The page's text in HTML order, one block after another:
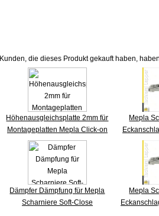
Kunden, die dieses Produkt gekauft haben,
Höhenausgleichsplatte 2mm für
Montageplatten Mepla Click-on
Mepla
Dämpfer Dämpfung für Mepla
Scharniere Soft-Close
Mepla